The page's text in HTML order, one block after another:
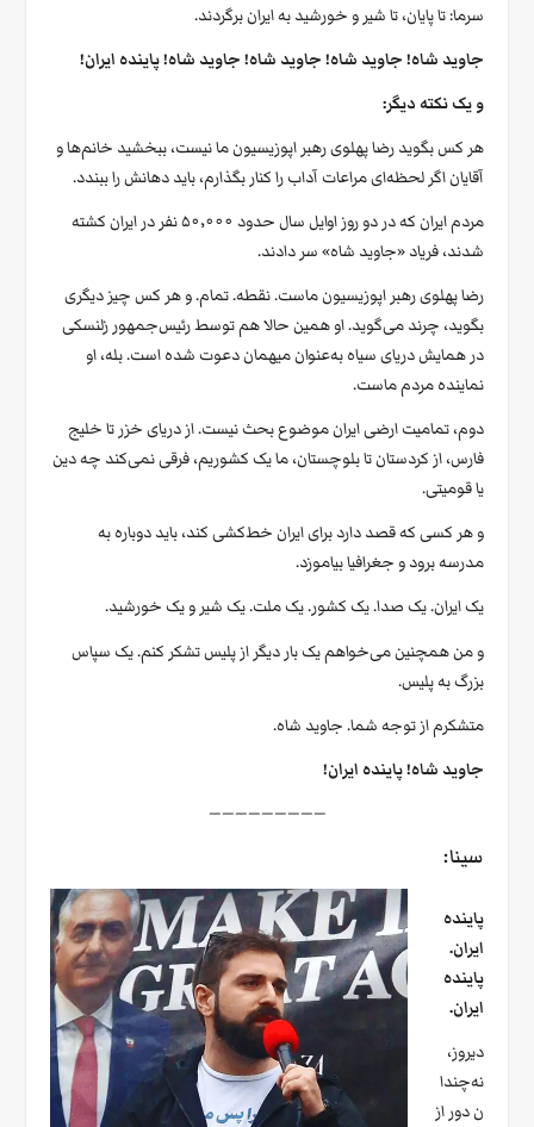
سرما: تا پایان، تا شیر و خورشید به ایران برگردند.
جاوید شاه! جاوید شاه! جاوید شاه! جاوید شاه! پاینده ایران!
و یک نکته دیگر:
هر کس بگوید رضا پهلوی رهبر اپوزیسیون ما نیست، ببخشید خانم‌ها و
آقایان اگر لحظه‌ای مراعات آداب را کنار بگذارم، باید دهانش را ببندد.
مردم ایران که در دو روز اوایل سال حدود ۵۰٬۰۰۰ نفر در ایران کشته
شدند، فریاد «جاوید شاه» سر دادند.
رضا پهلوی رهبر اپوزیسیون ماست. نقطه. تمام. و هر کس چیز دیگری
بگوید، چرند می‌گوید. او همین حالا هم توسط رئیس‌جمهور زلنسکی
در همایش دریای سیاه به‌عنوان میهمان دعوت شده است. بله، او
نماینده مردم ماست.
دوم، تمامیت ارضی ایران موضوع بحث نیست. از دریای خزر تا خلیج
فارس، از کردستان تا بلوچستان، ما یک کشوریم، فرقی نمی‌کند چه دین
یا قومیتی.
و هر کسی که قصد دارد برای ایران خط‌کشی کند، باید دوباره به
مدرسه برود و جغرافیا بیاموزد.
یک ایران. یک صدا. یک کشور. یک ملت. یک شیر و یک خورشید.
و من همچنین می‌خواهم یک بار دیگر از پلیس تشکر کنم. یک سپاس
بزرگ به پلیس.
متشکرم از توجه شما. جاوید شاه.
جاوید شاه! پاینده ایران!
—————————
سینا:
پاینده
ایران.
پاینده
ایران.
دیروز،
نه‌چندا
ن دور از